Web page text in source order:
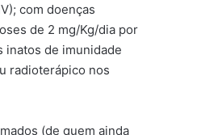
com doenças
de 2 mg/Kg/dia por
inatos de imunidade
radioterápico nos
(de quem ainda